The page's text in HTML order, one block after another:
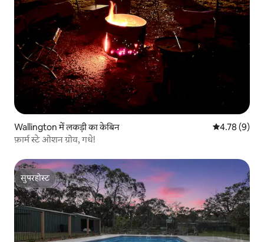
Wallington में लकड़ी का केबिन औसत रेटिंग 5
4.78 (9)
फ़ार्म स्टे ओशन ग्रोव, गधे!
सुपरहोस्ट
सुपरहोस्ट